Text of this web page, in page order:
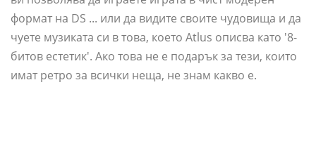
формат на DS ... или да видите своите чудовища и да
чуете музиката си в това, което Atlus описва като '8-
битов естетик'. Ако това не е подарък за тези, които
имат ретро за всички неща, не знам какво е.